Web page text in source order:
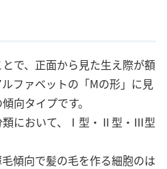
で、正面から見た生え際が額
ファベットの「Mの形」に見
向タイプです。
類において、Ⅰ型・Ⅱ型・Ⅲ型
傾向で髪の毛を作る細胞のは